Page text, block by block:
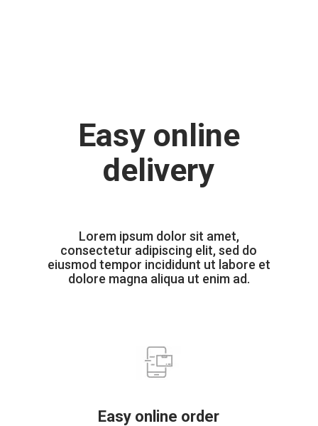
Easy online
delivery
Lorem ipsum dolor sit amet,
consectetur adipiscing elit, sed do
eiusmod tempor incididunt ut labore et
dolore magna aliqua ut enim ad.
Easy online order